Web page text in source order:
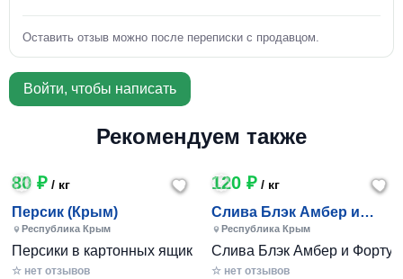
Оставить отзыв можно после переписки с продавцом.
Войти, чтобы написать
Рекомендуем также
80 ₽ / кг
Персик (Крым)
Республика Крым
Персики в картонных ящиках по 7-10 кг. Цена 80-200 руб
☆ нет отзывов
120 ₽/ кг
Слива Блэк Амбер и
Фортуна (Крым)
Республика Крым
Слива Блэк Амбер и
☆ нет отзывов